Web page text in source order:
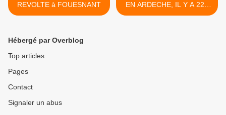
REVOLTE à FOUESNANT
EN ARDECHE, IL Y A 220
ANS... >
Hébergé par Overblog
Top articles
Pages
Contact
Signaler un abus